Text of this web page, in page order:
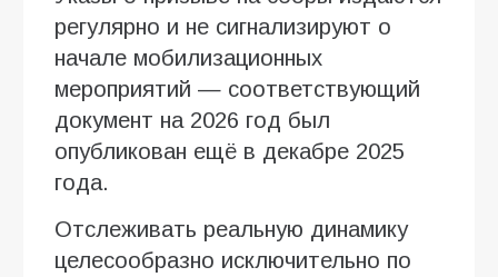
регулярно и не сигнализируют о
начале мобилизационных
мероприятий — соответствующий
документ на 2026 год был
опубликован ещё в декабре 2025
года.
Отслеживать реальную динамику
целесообразно исключительно по